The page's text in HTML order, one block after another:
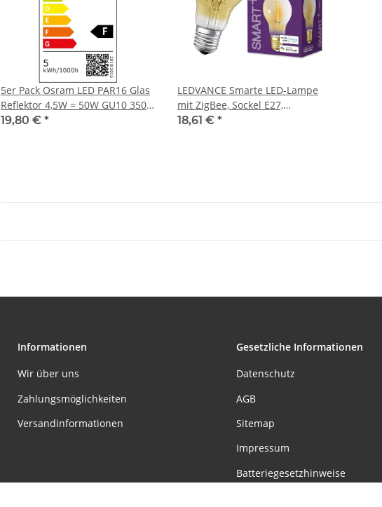
5er Pack Osram LED PAR16 Glas
Reflektor 4,5W = 50W GU10 350
lumen 940 Neutralweiß 4000K
19,80 € *
LEDVANCE Smarte LED-Lampe
mit ZigBee, Sockel E27,
Dimmbar, Warmweiß (2400K),
18,61 € *
Informationen
Wir über uns
Zahlungsmöglichkeiten
Versandinformationen
Gesetzliche Informationen
Datenschutz
AGB
Sitemap
Impressum
Batteriegesetzhinweise